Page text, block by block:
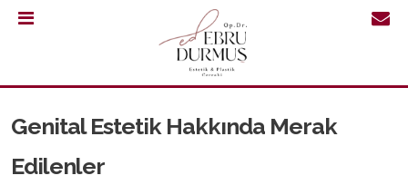
421
30
64
Genital Estetik Hakkında Merak
Edilenler